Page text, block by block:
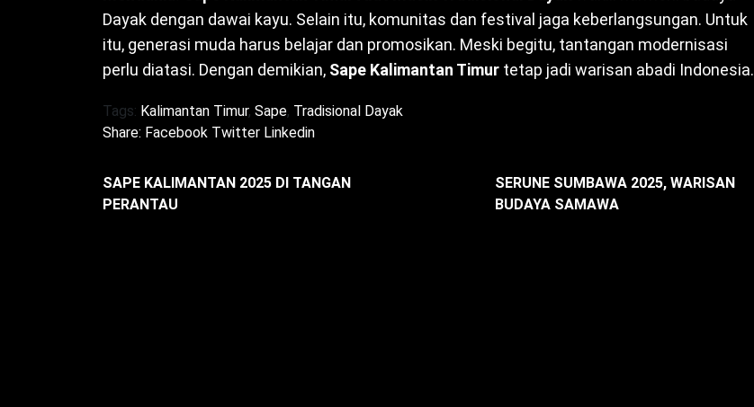
Dayak dengan dawai kayu. Selain itu, komunitas dan festival jaga keberlangsungan. Untuk
itu, generasi muda harus belajar dan promosikan. Meski begitu, tantangan modernisasi
perlu diatasi. Dengan demikian, Sape Kalimantan Timur tetap jadi warisan abadi Indonesia.
Tags: Kalimantan Timur, Sape, Tradisional Dayak
Share: Facebook Twitter Linkedin
SAPE KALIMANTAN 2025 DI TANGAN
PERANTAU
SERUNE SUMBAWA 2025, WARISAN
BUDAYA SAMAWA